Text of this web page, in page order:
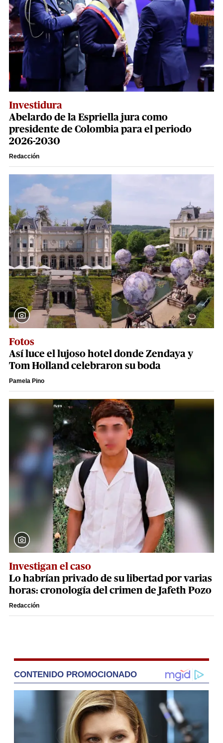
Investidura
Abelardo de la Espriella jura como
presidente de Colombia para el periodo
2026-2030
Redacción
Fotos
Así luce el lujoso hotel donde Zendaya y
Tom Holland celebraron su boda
Pamela Pino
Investigan el caso
Lo habrían privado de su libertad por varias
horas: cronología del crimen de Jafeth Pozo
Redacción
CONTENIDO PROMOCIONADO